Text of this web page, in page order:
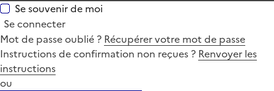
Se souvenir de moi
Se connecter
Mot de passe oublié ? Récupérer votre mot de passe
Instructions de confirmation non reçues ? Renvoyer les
instructions
ou